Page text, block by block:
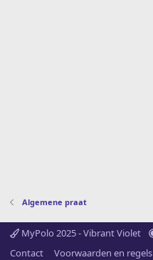
Algemene praat
MyPolo 2025 - Vibrant Violet
Contact
Voorwaarden en regels